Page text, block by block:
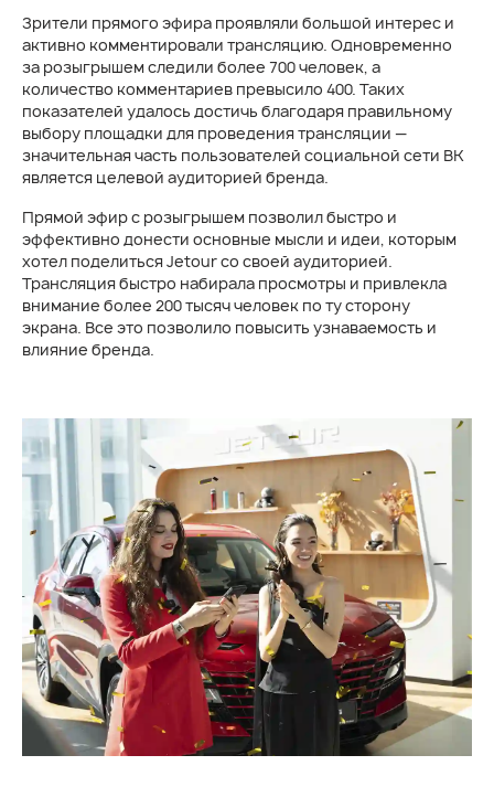
Зрители прямого эфира проявляли большой интерес и
активно комментировали трансляцию. Одновременно
за розыгрышем следили более 700 человек, а
количество комментариев превысило 400. Таких
показателей удалось достичь благодаря правильному
выбору площадки для проведения трансляции —
значительная часть пользователей социальной сети ВК
является целевой аудиторией бренда.
Прямой эфир с розыгрышем позволил быстро и
эффективно донести основные мысли и идеи, которым
хотел поделиться Jetour со своей аудиторией.
Трансляция быстро набирала просмотры и привлекла
внимание более 200 тысяч человек по ту сторону
экрана. Все это позволило повысить узнаваемость и
влияние бренда.